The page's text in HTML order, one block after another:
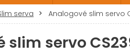
serva Analogové slim servo
slim servo